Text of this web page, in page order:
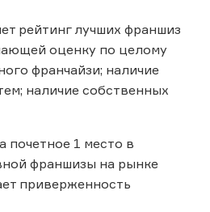
рейтинг лучших франшиз
оценку по целому
франчайзи; наличие
наличие собственных
почетное 1 место в
франшизы на рынке
приверженность